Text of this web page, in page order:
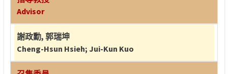
Advisor
謝政勳, 郭瑞坤
Cheng-Hsun Hsieh; Jui-Kun Kuo